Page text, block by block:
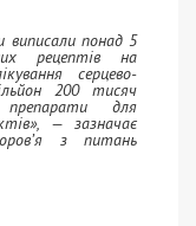
виписали понад 5
рецептів на
серцево-
200 тисяч
для
— зазначає
з питань